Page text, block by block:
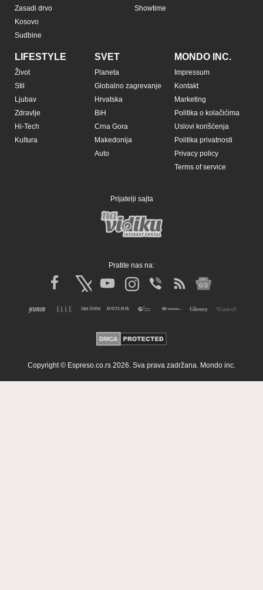
Zasadi drvo
Kosovo
Sudbine
Showtime
LIFESTYLE
Život
Stil
Ljubav
Zdravlje
Hi-Tech
Kultura
SVET
Planeta
Globalno zagrevanje
Hrvatska
BiH
Crna Gora
Makedonija
Auto
MONDO INC.
Impressum
Kontakt
Marketing
Politika o kolačićima
Uslovi korišćenja
Politika privatnosti
Privacy policy
Terms of service
Prijatelji sajta
Pratite nas na:
Copyright © Espreso.co.rs 2026. Sva prava zadržana. Mondo inc.